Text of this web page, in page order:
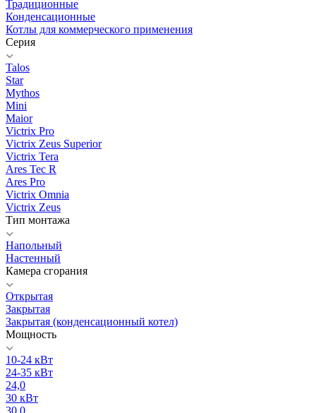
Традиционные
Конденсационные
Котлы для коммерческого применения
Серия
Talos
Star
Mythos
Mini
Maior
Victrix Pro
Victrix Zeus Superior
Victrix Tera
Ares Tec R
Ares Pro
Victrix Omnia
Victrix Zeus
Тип монтажа
Напольный
Настенный
Камера сгорания
Открытая
Закрытая
Закрытая (конденсационный котел)
Мощность
10-24 кВт
24-35 кВт
24,0
30 кВт
30,0